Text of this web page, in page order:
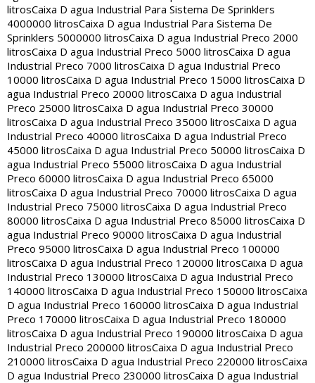
litrosCaixa D agua Industrial Para Sistema De Sprinklers
4000000 litrosCaixa D agua Industrial Para Sistema De
Sprinklers 5000000 litrosCaixa D agua Industrial Preco 2000
litrosCaixa D agua Industrial Preco 5000 litrosCaixa D agua
Industrial Preco 7000 litrosCaixa D agua Industrial Preco
10000 litrosCaixa D agua Industrial Preco 15000 litrosCaixa D
agua Industrial Preco 20000 litrosCaixa D agua Industrial
Preco 25000 litrosCaixa D agua Industrial Preco 30000
litrosCaixa D agua Industrial Preco 35000 litrosCaixa D agua
Industrial Preco 40000 litrosCaixa D agua Industrial Preco
45000 litrosCaixa D agua Industrial Preco 50000 litrosCaixa D
agua Industrial Preco 55000 litrosCaixa D agua Industrial
Preco 60000 litrosCaixa D agua Industrial Preco 65000
litrosCaixa D agua Industrial Preco 70000 litrosCaixa D agua
Industrial Preco 75000 litrosCaixa D agua Industrial Preco
80000 litrosCaixa D agua Industrial Preco 85000 litrosCaixa D
agua Industrial Preco 90000 litrosCaixa D agua Industrial
Preco 95000 litrosCaixa D agua Industrial Preco 100000
litrosCaixa D agua Industrial Preco 120000 litrosCaixa D agua
Industrial Preco 130000 litrosCaixa D agua Industrial Preco
140000 litrosCaixa D agua Industrial Preco 150000 litrosCaixa
D agua Industrial Preco 160000 litrosCaixa D agua Industrial
Preco 170000 litrosCaixa D agua Industrial Preco 180000
litrosCaixa D agua Industrial Preco 190000 litrosCaixa D agua
Industrial Preco 200000 litrosCaixa D agua Industrial Preco
210000 litrosCaixa D agua Industrial Preco 220000 litrosCaixa
D agua Industrial Preco 230000 litrosCaixa D agua Industrial